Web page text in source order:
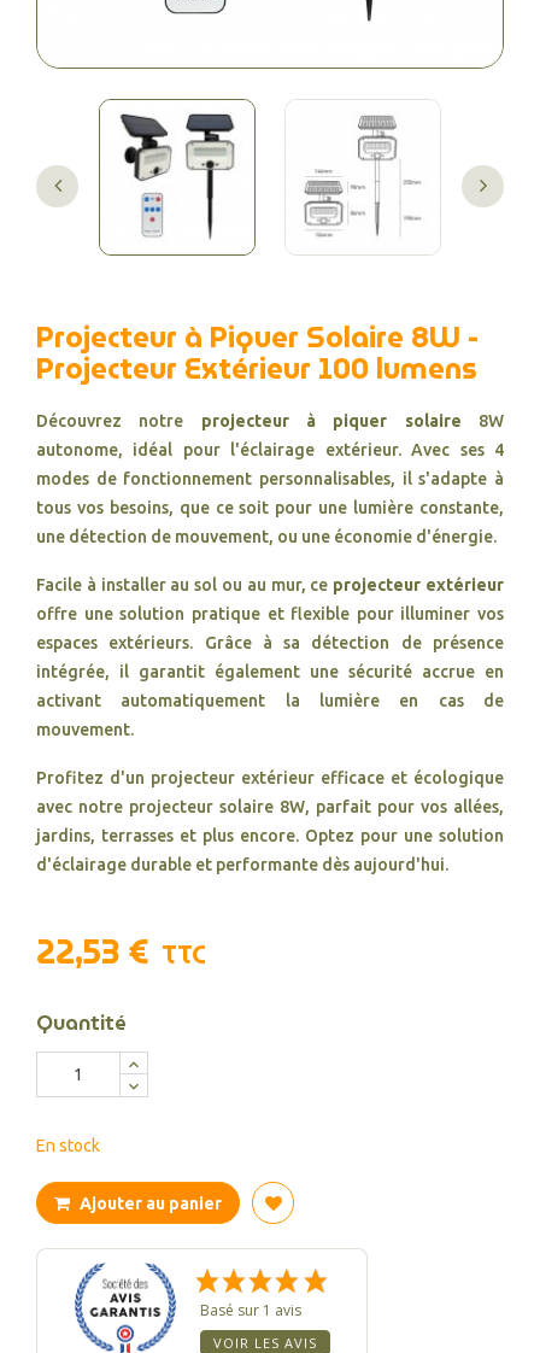
Projecteur à Piquer Solaire 8W -
Projecteur Extérieur 100 lumens
Découvrez notre projecteur à piquer solaire 8W
autonome, idéal pour l'éclairage extérieur. Avec ses 4
modes de fonctionnement personnalisables, il s'adapte à
tous vos besoins, que ce soit pour une lumière constante,
une détection de mouvement, ou une économie d'énergie.
Facile à installer au sol ou au mur, ce projecteur extérieur
offre une solution pratique et flexible pour illuminer vos
espaces extérieurs. Grâce à sa détection de présence
intégrée, il garantit également une sécurité accrue en
activant automatiquement la lumière en cas de
mouvement.
Profitez d'un projecteur extérieur efficace et écologique
avec notre projecteur solaire 8W, parfait pour vos allées,
jardins, terrasses et plus encore. Optez pour une solution
d'éclairage durable et performante dès aujourd'hui.
22,53 € TTC
Quantité
En stock
Ajouter au panier
Basé sur 1 avis
VOIR LES AVIS